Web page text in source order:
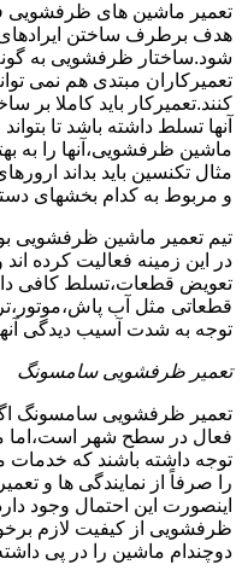
تعمیر ماشین های ظرفشویی
هدف برطرف ساختن
شود.ساختار ظرفشویی به
تعمیرکاران مبتدی هم نمی
کنند.تعمیرکار باید کاملا
آنها تسلط داشته باشد تا
ماشین ظرفشویی،آنها را به
مثال تکنسین باید بداند
و مربوط به کدام بخشهای
تیم تعمیر ماشین ظرفشویی
در این زمینه فعالیت کرده
تعویض قطعات،تسلط کافی
قطعاتی مثل آب
توجه به شدت آسیب دیدگی
تعمیر ظرفشویی سامسونگ
تعمیر ظرفشویی سامسونگ
فعال در سطح شهر است،اما
توجه داشته باشند که
را صرفاً از نمایندگی ها و
اینصورت این احتمال وجود
ظرفشویی از کیفیت لازم
دوچندام ماشین را در پی